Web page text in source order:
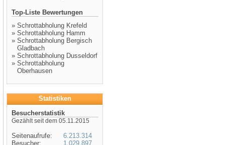
Top-Liste Bewertungen
» Schrottabholung Krefeld
» Schrottabholung Hamm
» Schrottabholung Bergisch
Gladbach
» Schrottabholung Dusseldorf
» Schrottabholung
Oberhausen
Statistiken
Besucherstatistik
Gezählt seit dem 05.11.2015
Seitenaufrufe:
Besucher:
6.213.314
1.029.897